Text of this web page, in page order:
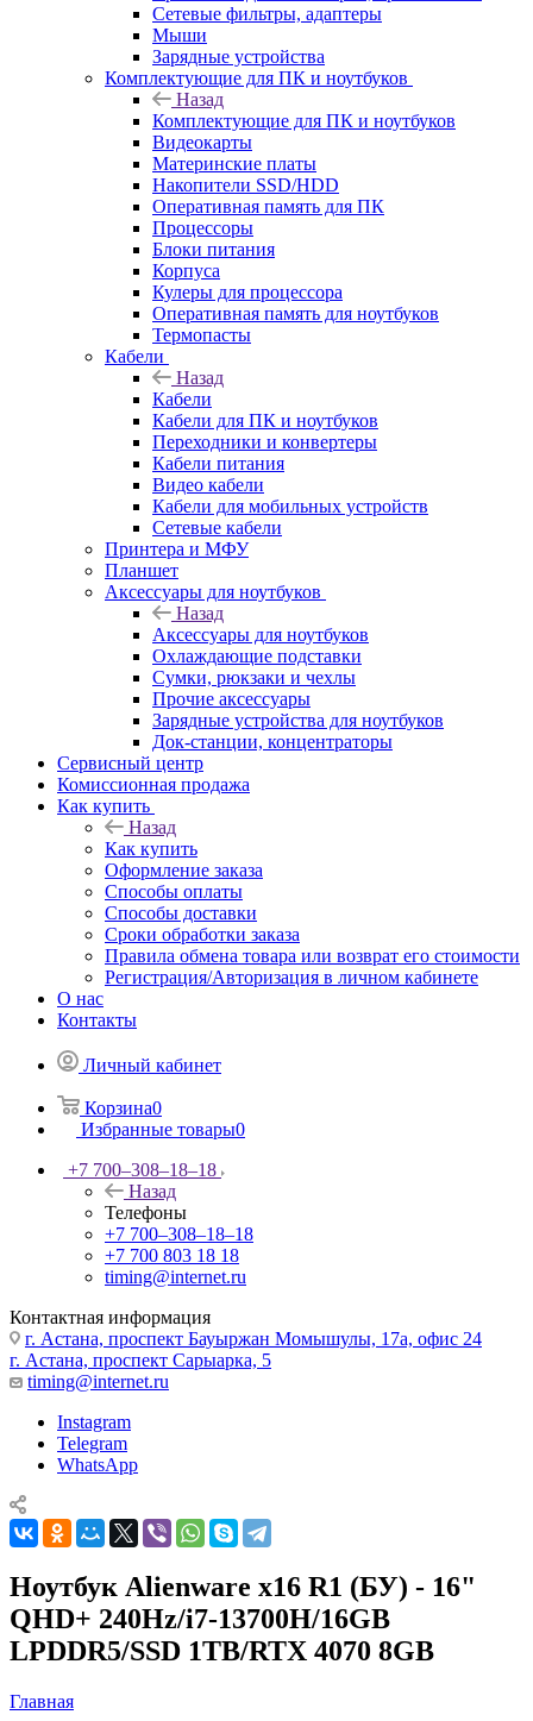
Сетевые фильтры, адаптеры
Мыши
Зарядные устройства
Комплектующие для ПК и ноутбуков
Назад
Комплектующие для ПК и ноутбуков
Видеокарты
Материнские платы
Накопители SSD/HDD
Оперативная память для ПК
Процессоры
Блоки питания
Корпуса
Кулеры для процессора
Оперативная память для ноутбуков
Термопасты
Кабели
Назад
Кабели
Кабели для ПК и ноутбуков
Переходники и конвертеры
Кабели питания
Видео кабели
Кабели для мобильных устройств
Сетевые кабели
Принтера и МФУ
Планшет
Аксессуары для ноутбуков
Назад
Аксессуары для ноутбуков
Охлаждающие подставки
Сумки, рюкзаки и чехлы
Прочие аксессуары
Зарядные устройства для ноутбуков
Док-станции, концентраторы
Сервисный центр
Комиссионная продажа
Как купить
Назад
Как купить
Оформление заказа
Способы оплаты
Способы доставки
Сроки обработки заказа
Правила обмена товара или возврат его стоимости
Регистрация/Авторизация в личном кабинете
О нас
Контакты
Личный кабинет
Корзина0
Избранные товары0
+7 700‒308‒18‒18
Назад
Телефоны
+7 700‒308‒18‒18
+7 700 803 18 18
timing@internet.ru
Контактная информация
г. Астана, проспект Бауыржан Момышулы, 17а, офис 24
г. Астана, проспект Сарыарка, 5
timing@internet.ru
Instagram
Telegram
WhatsApp
Ноутбук Alienware x16 R1 (БУ) - 16"
QHD+ 240Hz/i7-13700H/16GB
LPDDR5/SSD 1TB/RTX 4070 8GB
Главная